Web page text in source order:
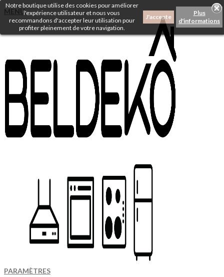
MENU
PARAMÈTRES
Notre boutique utilise des cookies pour améliorer
l'expérience utilisateur et nous vous
recommandons d'accepter leur utilisation pour
profiter pleinement de votre navigation.
J'accepte
Plus
d'informations